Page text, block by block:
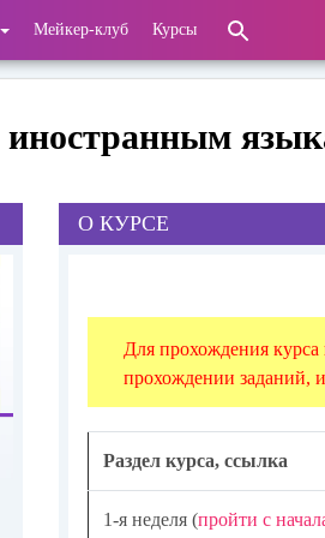
Мейкер-клуб Курсы
О КУРСЕ
Для прохождения
прохождении заданий,
Раздел курса, ссылка
1-я неделя (пройти с